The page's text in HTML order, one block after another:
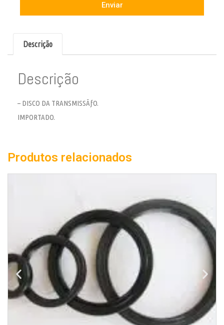
Enviar
Descrição
Descrição
– DISCO DA TRANSMISSÃƒO.
IMPORTADO.
Produtos relacionados